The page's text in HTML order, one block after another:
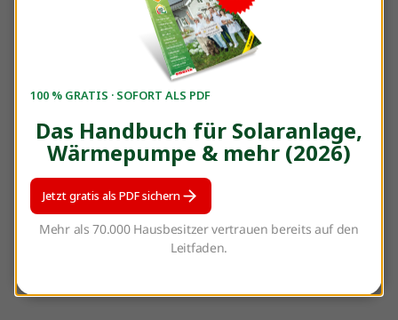
Sie haben Fragen? Dann senden Sie gerne eine Mail
michaela.bertelshofer@enerix.com
100 % GRATIS · SOFORT ALS PDF
Das Handbuch für Solaranlage,
Wärmepumpe & mehr (2026)
Jetzt gratis als PDF sichern
Mehr als 70.000 Hausbesitzer vertrauen bereits auf den
Leitfaden.